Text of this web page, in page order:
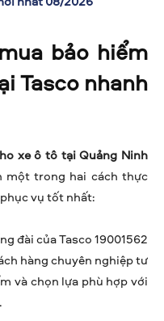
bảo hiểm
Tasco nhanh
xe ô tô tại Quảng Ninh
một trong hai cách thực
vụ tốt nhất:
đài của Tasco 19001562
hàng chuyên nghiệp tư
và chọn lựa phù hợp với